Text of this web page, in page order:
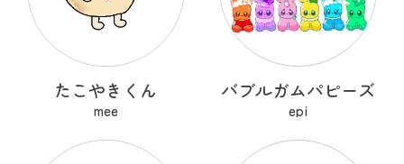
たこやきくん
mee
バブルガムパピーズ
epi